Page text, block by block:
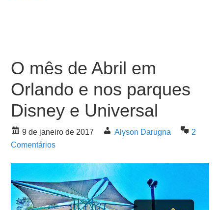
O mês de Abril em
Orlando e nos parques
Disney e Universal
9 de janeiro de 2017 Alyson Darugna
2
Comentários